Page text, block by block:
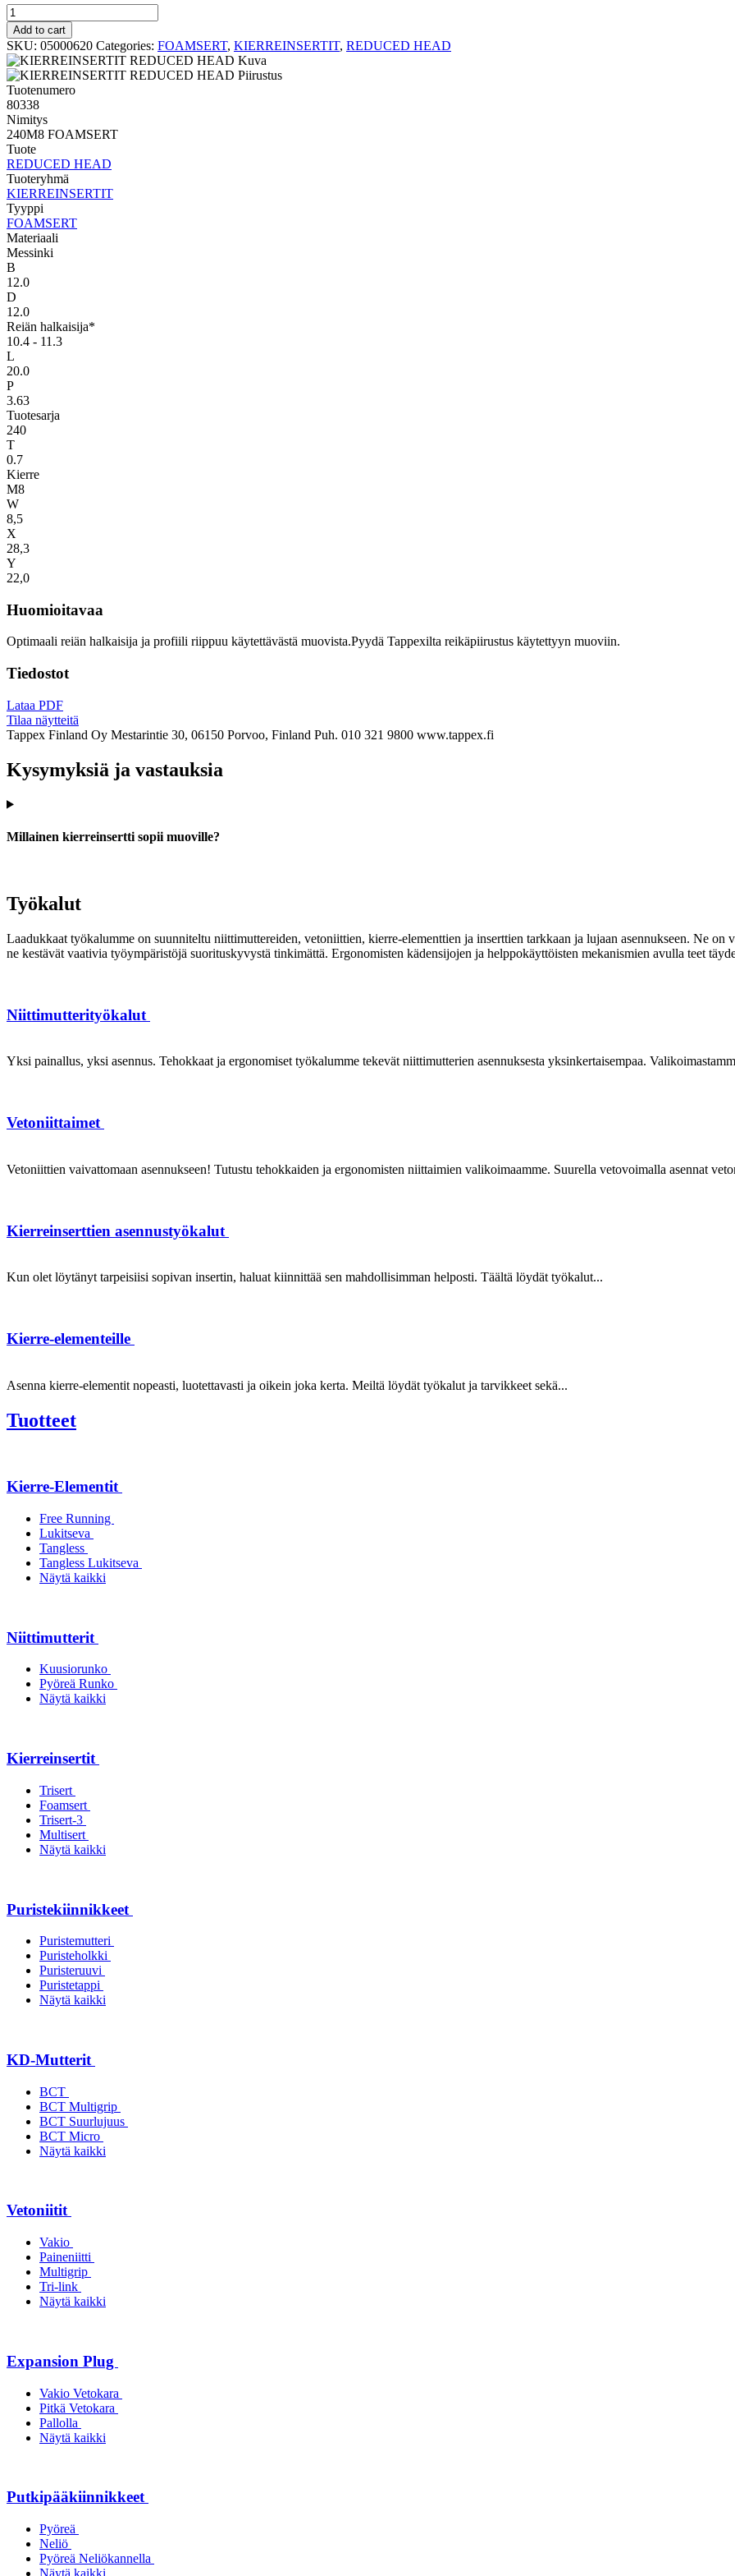
FOAMSERT
REDUCED
HEAD
240M8
FOAMSERT
quantity
Add to cart
SKU: 05000620 Categories: FOAMSERT, KIERREINSERTIT, REDUCED HEAD
Tuotenumero
80338
Nimitys
240M8 FOAMSERT
Tuote
REDUCED HEAD
Tuoteryhmä
KIERREINSERTIT
Tyyppi
FOAMSERT
Materiaali
Messinki
B
12.0
D
12.0
Reiän halkaisija*
10.4 - 11.3
L
20.0
P
3.63
Tuotesarja
240
T
0.7
Kierre
M8
W
8,5
X
28,3
Y
22,0
Huomioitavaa
Optimaali reiän halkaisija ja profiili riippuu käytettävästä muovista.Pyydä Tappexilta reikäpiirustus käytettyyn muoviin.
Tiedostot
Lataa PDF
Tilaa näytteitä
Tappex Finland Oy Mestarintie 30, 06150 Porvoo, Finland Puh. 010 321 9800 www.tappex.fi
Kysymyksiä ja vastauksia
Millainen kierreinsertti sopii muoville?
Työkalut
Laadukkaat työkalumme on suunniteltu niittimuttereiden, vetoniittien, kierre-elementtien ja inserttien tarkkaan ja lujaan asennukseen. Ne on
ne kestävät vaativia työympäristöjä suorituskyvystä tinkimättä. Ergonomisten kädensijojen ja helppokäyttöisten mekanismien avulla teet
Niittimutterityökalut
Yksi painallus, yksi asennus. Tehokkaat ja ergonomiset työkalumme tekevät niittimutterien asennuksesta yksinkertaisempaa.
Vetoniittaimet
Vetoniittien vaivattomaan asennukseen! Tutustu tehokkaiden ja ergonomisten niittaimien valikoimaamme. Suurella vetovoimalla asennat
Kierreinserttien asennustyökalut
Kun olet löytänyt tarpeisiisi sopivan insertin, haluat kiinnittää sen mahdollisimman helposti. Täältä löydät työkalut...
Kierre-elementeille
Asenna kierre-elementit nopeasti, luotettavasti ja oikein joka kerta. Meiltä löydät työkalut ja tarvikkeet sekä...
Tuotteet
Kierre-Elementit
Free Running
Lukitseva
Tangless
Tangless Lukitseva
Näytä kaikki
Niittimutterit
Kuusiorunko
Pyöreä Runko
Näytä kaikki
Kierreinsertit
Trisert
Foamsert
Trisert-3
Multisert
Näytä kaikki
Puristekiinnikkeet
Puristemutteri
Puristeholkki
Puristeruuvi
Puristetappi
Näytä kaikki
KD-Mutterit
BCT
BCT Multigrip
BCT Suurlujuus
BCT Micro
Näytä kaikki
Vetoniitit
Vakio
Paineniitti
Multigrip
Tri-link
Näytä kaikki
Expansion Plug
Vakio Vetokara
Pitkä Vetokara
Pallolla
Näytä kaikki
Putkipääkiinnikkeet
Pyöreä
Neliö
Pyöreä Neliökannella
Näytä kaikki